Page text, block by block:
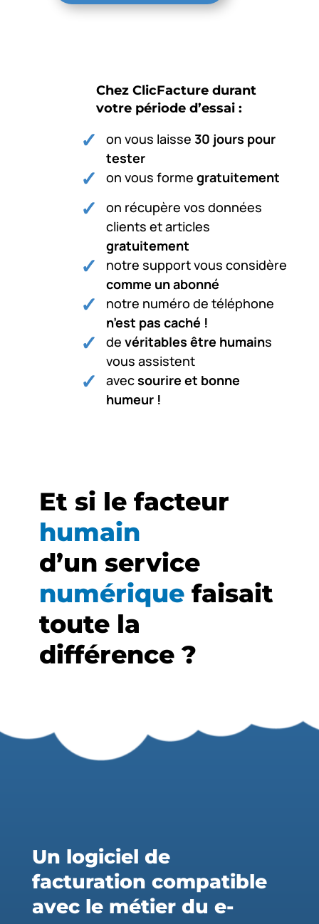
Chez ClicFacture durant
votre période d’essai :
on vous laisse 30 jours pour
tester
on vous forme gratuitement
on récupère vos données
clients et articles
gratuitement
notre support vous considère
comme un abonné
notre numéro de téléphone
n’est pas caché !
de véritables être humains
vous assistent
avecsourire et bonne
humeur !
Et si le facteur
humain
d’un service
numériquefaisait
toute la
différence ?
Un logiciel de
facturation compatible
avec le métier du e-